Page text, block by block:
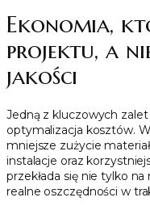
Ekonomia,
projektu, a
jakości
Jedną z kluczowych
optymalizacja kosztów.
mniejsze zużycie
instalacje oraz
przekłada się nie tylko
realne oszczędności w